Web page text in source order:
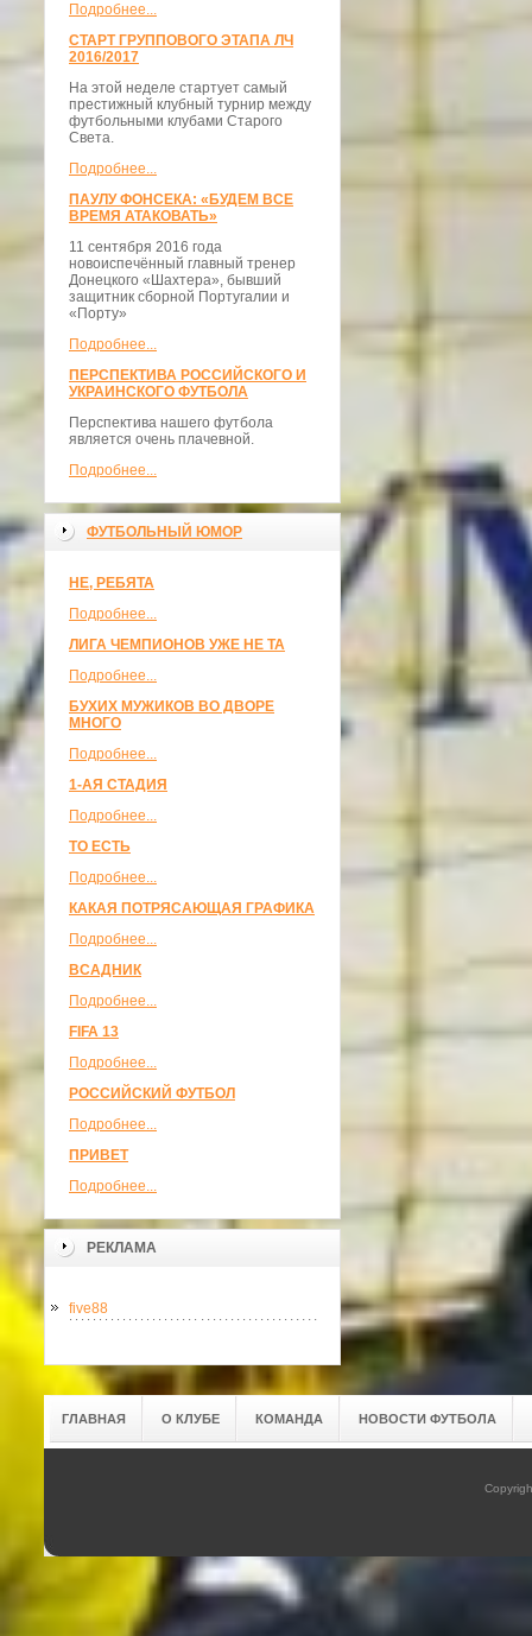
Подробнее...
СТАРТ ГРУППОВОГО ЭТАПА ЛЧ
2016/2017
На этой неделе стартует самый
престижный клубный турнир между
футбольными клубами Старого
Света.
Подробнее...
ПАУЛУ ФОНСЕКА: «БУДЕМ ВСЕ
ВРЕМЯ АТАКОВАТЬ»
11 сентября 2016 года
новоиспечённый главный тренер
Донецкого «Шахтера», бывший
защитник сборной Португалии и
«Порту»
Подробнее...
ПЕРСПЕКТИВА РОССИЙСКОГО И
УКРАИНСКОГО ФУТБОЛА
Перспектива нашего футбола
является очень плачевной.
Подробнее...
ФУТБОЛЬНЫЙ ЮМОР
НЕ, РЕБЯТА
Подробнее...
ЛИГА ЧЕМПИОНОВ УЖЕ НЕ ТА
Подробнее...
БУХИХ МУЖИКОВ ВО ДВОРЕ
МНОГО
Подробнее...
1-АЯ СТАДИЯ
Подробнее...
ТО ЕСТЬ
Подробнее...
КАКАЯ ПОТРЯСАЮЩАЯ ГРАФИКА
Подробнее...
ВСАДНИК
Подробнее...
FIFA 13
Подробнее...
РОССИЙСКИЙ ФУТБОЛ
Подробнее...
ПРИВЕТ
Подробнее...
РЕКЛАМА
five88
ГЛАВНАЯ О КЛУБЕ КОМАНДА НОВОСТИ ФУТБОЛА